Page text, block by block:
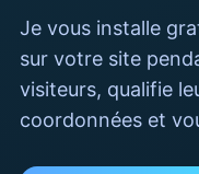
Je vous installe
sur votre site
visiteurs, qualifie
coordonnées et